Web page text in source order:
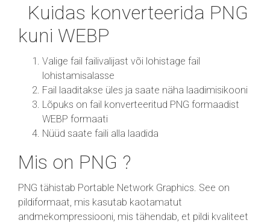
Kuidas konverteerida PNG
kuni WEBP
Valige fail failivalijast või lohistage fail
lohistamisalasse
Fail laaditakse üles ja saate näha laadimisikooni
Lõpuks on fail konverteeritud PNG formaadist
WEBP formaati
Nüüd saate faili alla laadida
Mis on PNG ?
PNG tähistab Portable Network Graphics. See on
pildiformaat, mis kasutab kaotamatut
andmekompressiooni, mis tähendab, et pildi kvaliteet